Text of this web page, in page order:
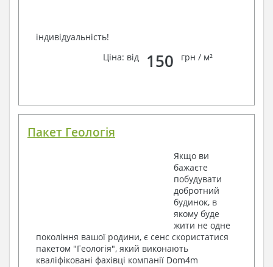
індивідуальність!
Ціна: від
150 грн / м²
Пакет Геологія
Якщо ви
бажаєте
побудувати
добротний
будинок, в
якому буде
жити не одне
покоління вашої родини, є сенс скористатися
пакетом "Геологія", який виконають
кваліфіковані фахівці компанії Dom4m